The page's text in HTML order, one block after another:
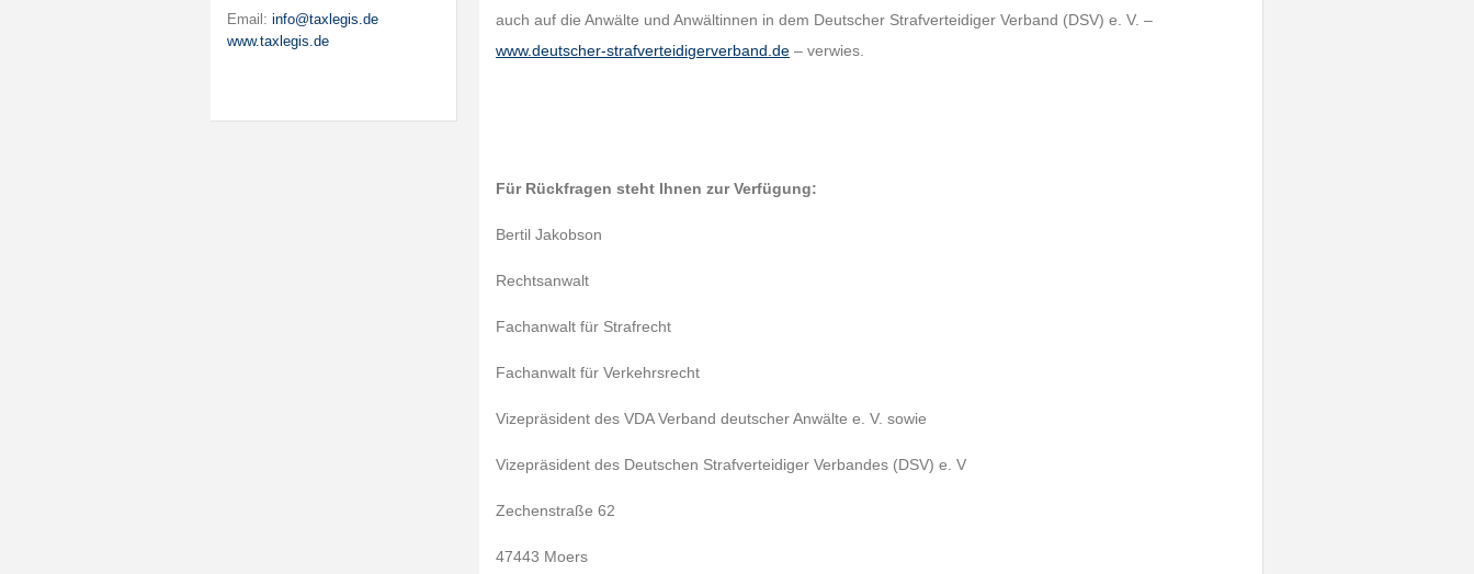
Email: info@taxlegis.de
www.taxlegis.de
auch auf die Anwälte und Anwältinnen in dem Deutscher Strafverteidiger Verband (DSV) e. V. –
www.deutscher-strafverteidigerverband.de – verwies.
Für Rückfragen steht Ihnen zur Verfügung:
Bertil Jakobson
Rechtsanwalt
Fachanwalt für Strafrecht
Fachanwalt für Verkehrsrecht
Vizepräsident des VDA Verband deutscher Anwälte e. V. sowie
Vizepräsident des Deutschen Strafverteidiger Verbandes (DSV) e. V
Zechenstraße 62
47443 Moers